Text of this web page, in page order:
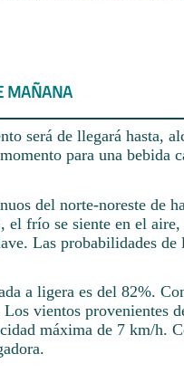
MAÑANA
será de llegará hasta,
para una bebida
del norte-noreste de
el frío se siente en el aire,
Las probabilidades
a ligera es del 82%.
vientos provenientes
máxima de 7 km/h.